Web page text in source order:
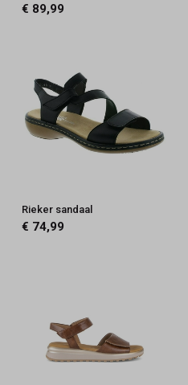
€ 89,99
Rieker sandaal
€ 74,99